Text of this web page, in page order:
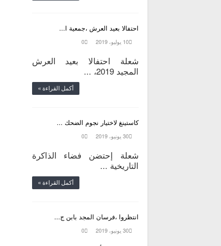
احتفالا بعيد العرش ،جمعية ا...
10 يوليو، 2019 0
شعلة احتفالا بعيد العرش
المجيد 2019، ...
أكمل القراءة »
كاستينغ لاختيار نجوم الضحك ...
30 يونيو، 2019 0
شعلة إحتضن فضاء الذاكرة
التاريخية ...
أكمل القراءة »
انتظروا ،فرسان المجد بابن ج...
30 يونيو، 2019 0